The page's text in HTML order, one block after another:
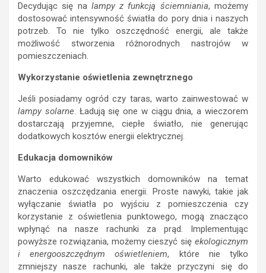
Decydując się na lampy z funkcją ściemniania, możemy
dostosować intensywność światła do pory dnia i naszych
potrzeb. To nie tylko oszczędność energii, ale także
możliwość stworzenia różnorodnych nastrojów w
pomieszczeniach.
Wykorzystanie oświetlenia zewnętrznego
Jeśli posiadamy ogród czy taras, warto zainwestować w
lampy solarne. Ładują się one w ciągu dnia, a wieczorem
dostarczają przyjemne, ciepłe światło, nie generując
dodatkowych kosztów energii elektrycznej.
Edukacja domowników
Warto edukować wszystkich domowników na temat
znaczenia oszczędzania energii. Proste nawyki, takie jak
wyłączanie światła po wyjściu z pomieszczenia czy
korzystanie z oświetlenia punktowego, mogą znacząco
wpłynąć na nasze rachunki za prąd. Implementując
powyższe rozwiązania, możemy cieszyć się ekologicznym
i energooszczędnym oświetleniem, które nie tylko
zmniejszy nasze rachunki, ale także przyczyni się do